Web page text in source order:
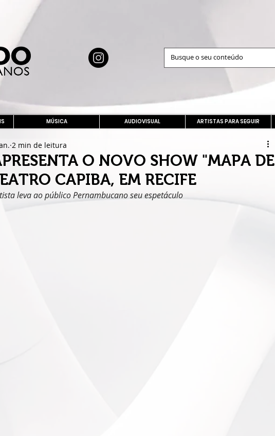
MÚSICA AUDIOVISUAL ARTISTAS PARA SEGUIR
O NOVO SHOW "MAPA DE
CAPIBA, EM RECIFE
2 min de leitura
leva ao público Pernambucano seu espetáculo